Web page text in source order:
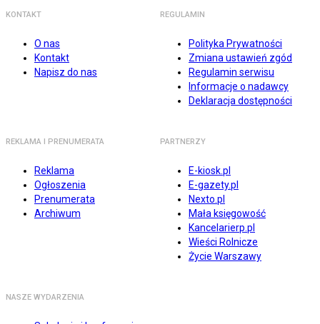
KONTAKT
O nas
Kontakt
Napisz do nas
REGULAMIN
Polityka Prywatności
Zmiana ustawień zgód
Regulamin serwisu
Informacje o nadawcy
Deklaracja dostępności
REKLAMA I PRENUMERATA
Reklama
Ogłoszenia
Prenumerata
Archiwum
PARTNERZY
E-kiosk.pl
E-gazety.pl
Nexto.pl
Mała księgowość
Kancelarierp.pl
Wieści Rolnicze
Życie Warszawy
NASZE WYDARZENIA